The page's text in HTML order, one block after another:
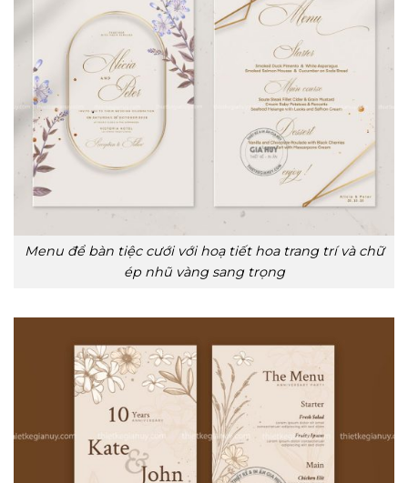
Menu để bàn tiệc cưới với hoạ tiết hoa trang trí và chữ
ép nhũ vàng sang trọng